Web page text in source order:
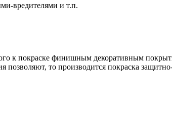
вредителями и т.п.
к покраске финишным декоративным
то производится покраска